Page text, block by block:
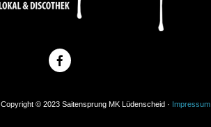
Copyright © 2023 Saitensprung MK Lüdenscheid · Impressum